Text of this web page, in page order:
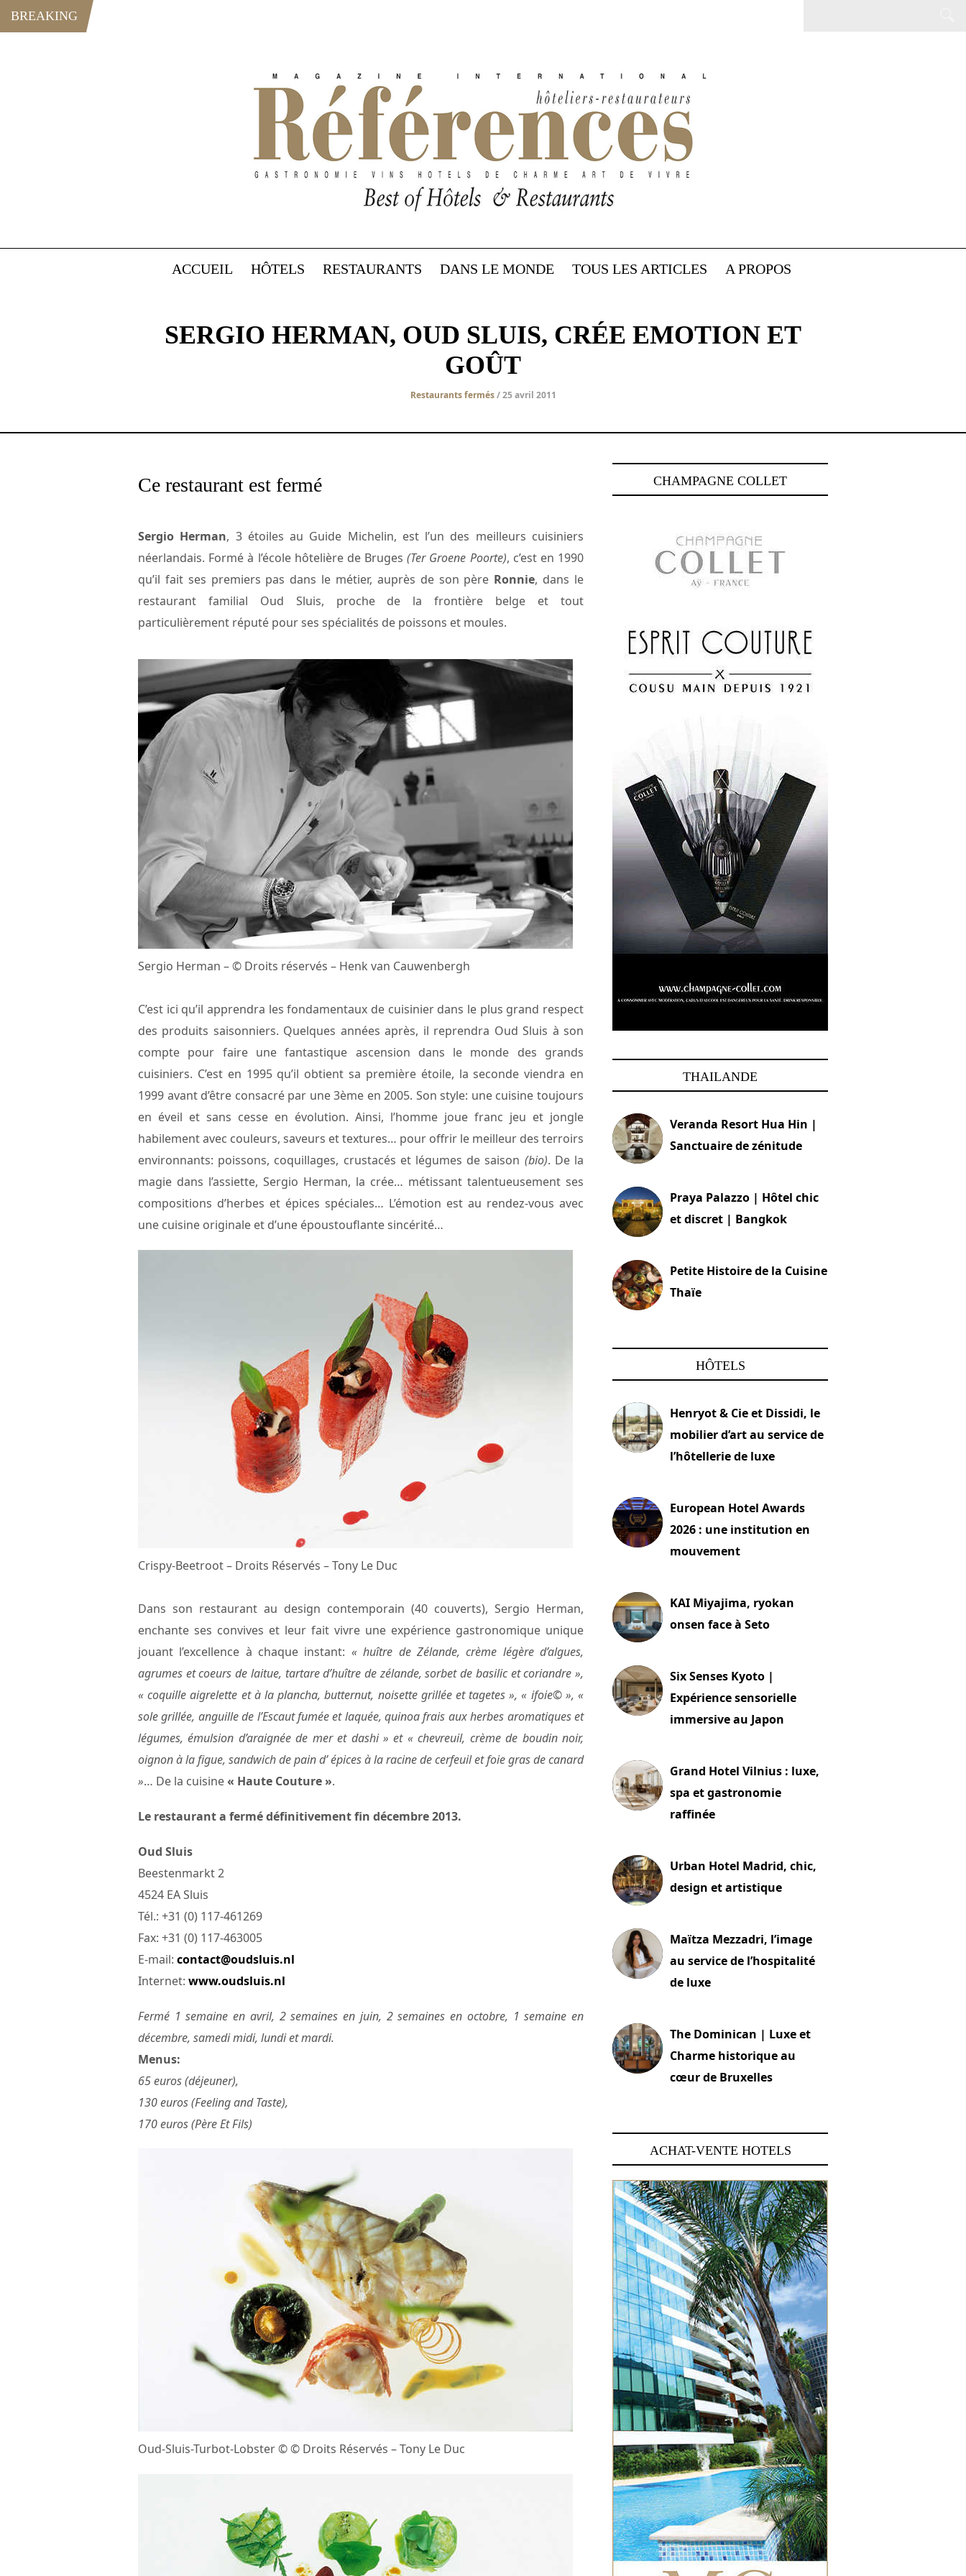
BREAKING
ACCUEIL HÔTELS RESTAURANTS DANS LE MONDE TOUS LES ARTICLES A PROPOS
SERGIO HERMAN, OUD SLUIS, CRÉE EMOTION ET
GOÛT
Restaurants fermés/ 25 avril 2011
Ce restaurant est fermé
Sergio Herman, 3 étoiles au Guide Michelin, est l’un des meilleurs cuisiniers
néerlandais. Formé à l’école hôtelière de Bruges(Ter Groene Poorte), c’est en 1990
qu’il fait ses premiers pas dans le métier, auprès de son père Ronnie, dans le
restaurant familial Oud Sluis, proche de la frontière belge et tout
particulièrement réputé pour ses spécialités de poissons et moules.
Sergio Herman – © Droits réservés – Henk van Cauwenbergh
C’est ici qu’il apprendra les fondamentaux de cuisinier dans le plus grand respect
des produits saisonniers. Quelques années après, il reprendra Oud Sluis à son
compte pour faire une fantastique ascension dans le monde des grands
cuisiniers. C’est en 1995 qu’il obtient sa première étoile, la seconde viendra en
1999 avant d’être consacré par une 3ème en 2005. Son style: une cuisine toujours
en éveil et sans cesse en évolution. Ainsi, l’homme joue franc jeu et jongle
habilement avec couleurs, saveurs et textures… pour offrir le meilleur des terroirs
environnants: poissons, coquillages, crustacés et légumes de saison (bio). De la
magie dans l’assiette, Sergio Herman, la crée… métissant talentueusement ses
compositions d’herbes et épices spéciales… L’émotion est au rendez-vous avec
une cuisine originale et d’une époustouflante sincérité…
Crispy-Beetroot – Droits Réservés – Tony Le Duc
Dans son restaurant au design contemporain (40 couverts), Sergio Herman,
enchante ses convives et leur fait vivre une expérience gastronomique unique
jouant l’excellence à chaque instant: « huître de Zélande, crème légère d’algues,
agrumes et coeurs de laitue, tartare d’huître de zélande, sorbet de basilic et coriandre »,
« coquille aigrelette et à la plancha, butternut, noisette grillée et tagetes », « ifoie© », «
sole grillée, anguille de l’Escaut fumée et laquée, quinoa frais aux herbes aromatiques et
légumes, émulsion d’araignée de mer et dashi » et « chevreuil, crème de boudin noir,
oignon à la figue, sandwich de pain d’ épices à la racine de cerfeuil et foie gras de canard
»… De la cuisine« Haute Couture ».
Le restaurant a fermé définitivement fin décembre 2013.
Oud Sluis
Beestenmarkt 2
4524 EA Sluis
Tél.: +31 (0) 117-461269
Fax: +31 (0) 117-463005
E-mail: contact@oudsluis.nl
Internet: www.oudsluis.nl
Fermé 1 semaine en avril, 2 semaines en juin, 2 semaines en octobre, 1 semaine en
décembre, samedi midi, lundi et mardi.
Menus:
65 euros (déjeuner),
130 euros (Feeling and Taste),
170 euros (Père Et Fils)
Oud-Sluis-Turbot-Lobster © © Droits Réservés – Tony Le Duc
CHAMPAGNE COLLET
THAILANDE
Veranda Resort Hua Hin |
Sanctuaire de zénitude
Praya Palazzo | Hôtel chic
et discret | Bangkok
Petite Histoire de la Cuisine
Thaïe
HÔTELS
Henryot & Cie et Dissidi, le
mobilier d’art au service de
l’hôtellerie de luxe
European Hotel Awards
2026 : une institution en
mouvement
KAI Miyajima, ryokan
onsen face à Seto
Six Senses Kyoto |
Expérience sensorielle
immersive au Japon
Grand Hotel Vilnius : luxe,
spa et gastronomie
raffinée
Urban Hotel Madrid, chic,
design et artistique
Maïtza Mezzadri, l’image
au service de l’hospitalité
de luxe
The Dominican | Luxe et
Charme historique au
cœur de Bruxelles
ACHAT-VENTE HOTELS